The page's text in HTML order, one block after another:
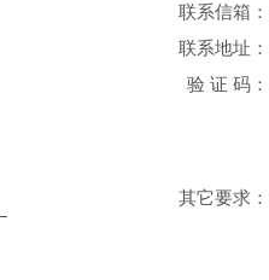
联系信箱：
联系地址：
验 证 码：
其它要求：